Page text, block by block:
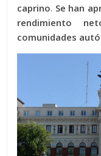
caprino. Se han
rendimiento
comunidades